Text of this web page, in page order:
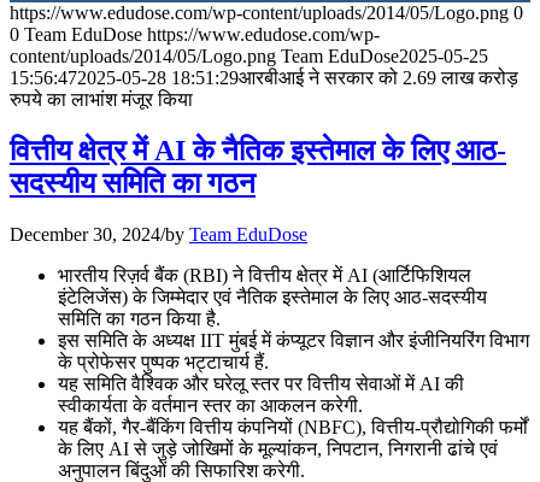
July 28, 2026
📝 डेली करेंट अफेयर्स: 25-27 जुलाई 2026
📝 डेली करेंट अफेयर्स: 22-24 जुलाई 2026
📝 डेली करेंट अफेयर्स: 19-21 जुलाई 2026
July 19, 2026
📝 डेली करेंट अफेयर्स: 16-18 जुलाई 2026
July 16, 2026
📝 डेली करेंट अफेयर्स: 13-15 जुलाई 2026
https://www.edudose.com/wp-content/uploads/2014/05/Logo.png 0
0 Team EduDose https://www.edudose.com/wp-
content/uploads/2014/05/Logo.png Team EduDose2025-05-25
15:56:472025-05-28 18:51:29आरबीआई ने सरकार को 2.69 लाख करोड़
रुपये का लाभांश मंजूर किया
वित्तीय क्षेत्र में AI के नैतिक इस्तेमाल के लिए आठ-
सदस्यीय समिति का गठन
December 30, 2024/by Team EduDose
भारतीय रिज़र्व बैंक (RBI) ने वित्तीय क्षेत्र में AI (आर्टिफिशियल
इंटेलिजेंस) के जिम्मेदार एवं नैतिक इस्तेमाल के लिए आठ-सदस्यीय
समिति का गठन किया है.
इस समिति के अध्यक्ष IIT मुंबई में कंप्यूटर विज्ञान और इंजीनियरिंग विभाग
के प्रोफेसर पुष्पक भट्टाचार्य हैं.
यह समिति वैश्विक और घरेलू स्तर पर वित्तीय सेवाओं में AI की
स्वीकार्यता के वर्तमान स्तर का आकलन करेगी.
यह बैंकों, गैर-बैंकिंग वित्तीय कंपनियों (NBFC), वित्तीय-प्रौद्योगिकी फर्मों
के लिए AI से जुड़े जोखिमों के मूल्यांकन, निपटान, निगरानी ढांचे एवं
अनुपालन बिंदुओं की सिफारिश करेगी.